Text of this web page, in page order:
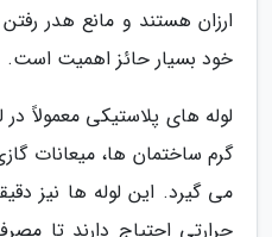
ارزان هستند و مانع هدر
خود بسیار حائز اهمیت است.
لوله های پلاستیکی معمولاً
گرم ساختمان ها، میعانات
می گیرد. این لوله ها نیز
حرارتی احتیاج دارند تا